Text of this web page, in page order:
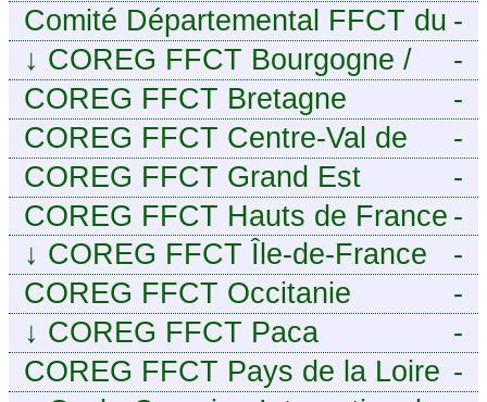
-
Comité Départemental FFCT du
Cher
-
↓ COREG FFCT Bourgogne /
Franche-Comté
-
COREG FFCT Bretagne
-
COREG FFCT Centre-Val de
Loire
-
COREG FFCT Grand Est
-
COREG FFCT Hauts de France
-
↓ COREG FFCT Île-de-France
-
COREG FFCT Occitanie
-
↓ COREG FFCT Paca
-
COREG FFCT Pays de la Loire